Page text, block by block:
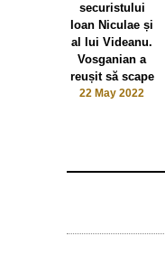
securistului
Ioan Niculae și
al lui Videanu.
Vosganian a
reușit să scape
22 May 2022